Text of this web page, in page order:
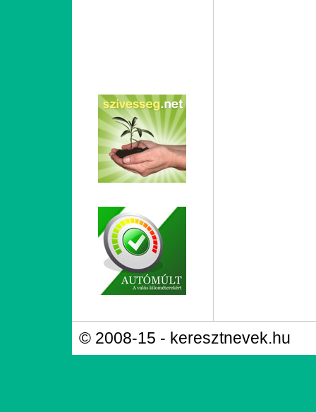
© 2008-15 - keresztnevek.hu